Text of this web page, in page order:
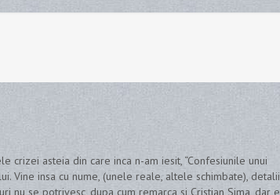
crizei asteia din care inca n-am iesit, “Confesiunile unui
Vine insa cu nume, (unele reale, altele schimbate),
nu se potrivesc, dupa cum remarca si Cristian Sima, dar e